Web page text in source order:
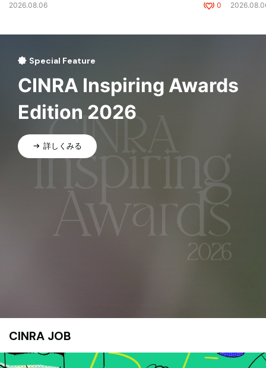
2026.08.06 0
Special Feature
CINRA Inspiring Awards
Edition 2026
詳しくみる
CINRA JOB